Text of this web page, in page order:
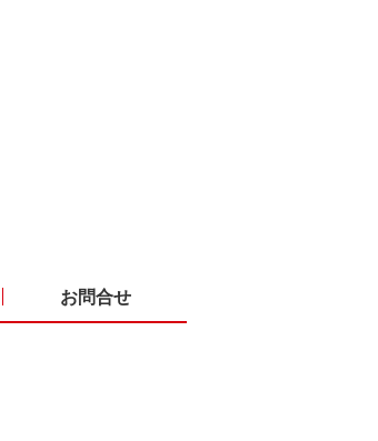
お問合せ